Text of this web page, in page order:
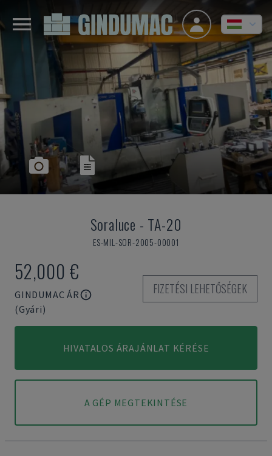
Soraluce - TA-20
ES-MIL-SOR-2005-00001
52,000 €
GINDUMAC ÁR
(Gyári)
FIZETÉSI LEHETŐSÉGEK
HIVATALOS ÁRAJÁNLAT KÉRÉSE
A GÉP MEGTEKINTÉSE